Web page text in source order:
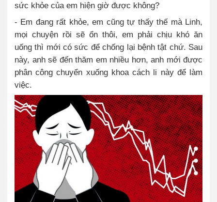
sức khỏe của em hiện giờ được không?
- Em đang rất khỏe, em cũng tự thấy thế mà Linh,
mọi chuyện rồi sẽ ổn thôi, em phải chịu khó ăn
uống thì mới có sức để chống lại bệnh tật chứ. Sau
này, anh sẽ đến thăm em nhiều hơn, anh mới được
phân công chuyển xuống khoa cách li này để làm
việc.